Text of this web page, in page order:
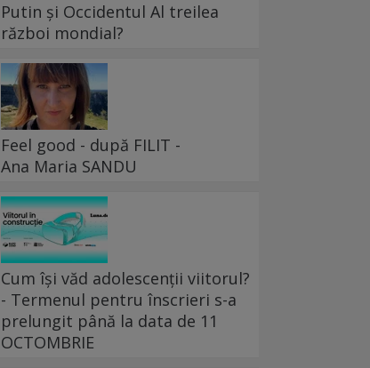
Putin și Occidentul Al treilea
război mondial?
Feel good - după FILIT -
Ana Maria SANDU
Cum își văd adolescenții viitorul?
- Termenul pentru înscrieri s-a
prelungit până la data de 11
OCTOMBRIE